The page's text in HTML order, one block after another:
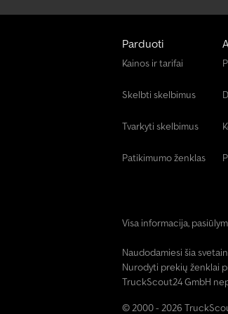
Parduoti
Kainos ir tarifai
Skelbti skelbimus
Tvarkyti skelbimus
Patikimumo ženklas
Visa informacija,
Naudodamiesi šia
Nurodyti prekių ženklai
TruckScout24 GmbH
© 2000 - 2026